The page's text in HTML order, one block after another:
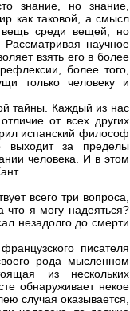
знание, но знание,
как таковой, а смысл
среди вещей, но
научное
взять его в более
более того,
только человеку и
тайны. Каждый из нас
от всех других
испанский философ
выходит за пределы
человека. И в этом
всего три вопроса,
что я могу надеяться?
незадолго до смерти
писателя
рода мысленном
из нескольких
обнаруживает некое
случая оказывается,